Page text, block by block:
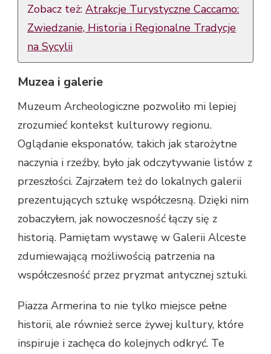
Zobacz też: Atrakcje Turystyczne Caccamo:
Zwiedzanie, Historia i Regionalne Tradycje
na Sycylii
Muzea i galerie
Muzeum Archeologiczne pozwoliło mi lepiej
zrozumieć kontekst kulturowy regionu.
Oglądanie eksponatów, takich jak starożytne
naczynia i rzeźby, było jak odczytywanie listów z
przeszłości. Zajrzałem też do lokalnych galerii
prezentujących sztukę współczesną. Dzięki nim
zobaczyłem, jak nowoczesność łączy się z
historią. Pamiętam wystawę w Galerii Alceste
zdumiewającą możliwością patrzenia na
współczesność przez pryzmat antycznej sztuki.
Piazza Armerina to nie tylko miejsce pełne
historii, ale również serce żywej kultury, które
inspiruje i zachęca do kolejnych odkryć. Te